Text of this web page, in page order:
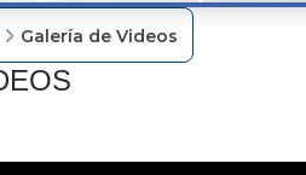
Galería de Videos